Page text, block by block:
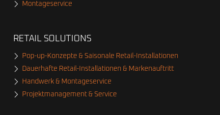
Montageservice
RETAIL SOLUTIONS
Pop-up-Konzepte & Saisonale Retail-Installationen
Dauerhafte Retail-Installationen & Markenauftritt
Handwerk & Montageservice
Projektmanagement & Service